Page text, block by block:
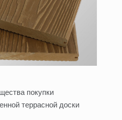
покупки
террасной доски